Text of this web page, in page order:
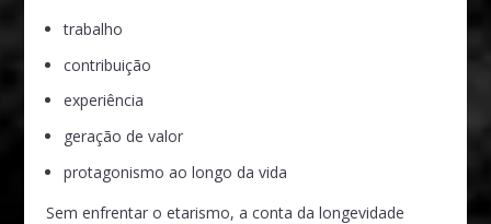
trabalho
contribuição
experiência
geração de valor
protagonismo ao longo da vida
Sem enfrentar o etarismo, a conta da longevidade